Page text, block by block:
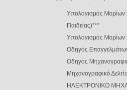
Υπολογισμός Μορίων
Παιδείας)***
Υπολογισμός
Οδηγός
Οδηγός
Μηχανογραφικό
ΗΛΕΚΤΡΟΝΙΚΟ